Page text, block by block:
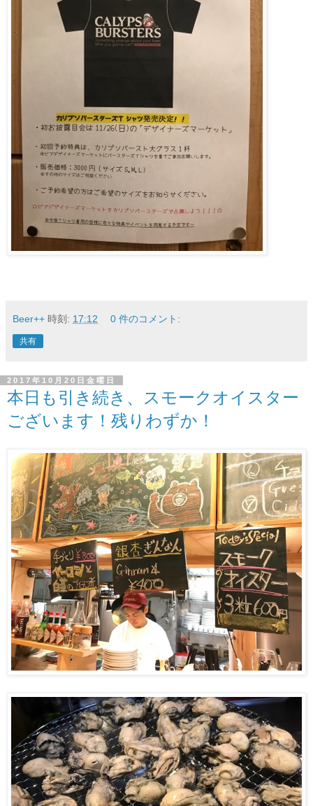
Beer++ 時刻: 17:12 0 件のコメント:
共有
2017年10月20日金曜日
本日も引き続き、スモークオイスター
ございます！残りわずか！